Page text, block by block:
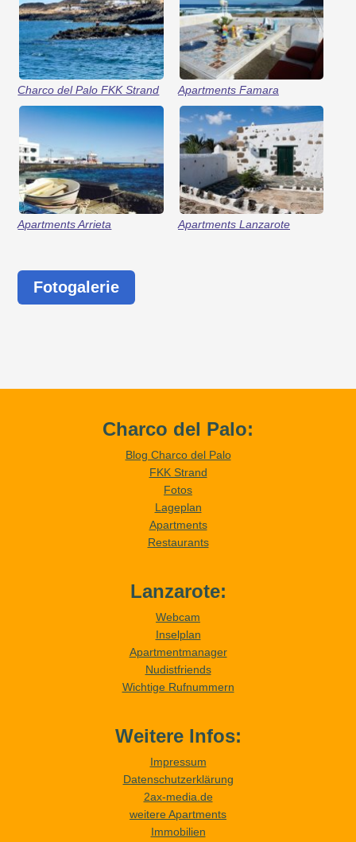
Charco del Palo FKK Strand Apartments Famara
Apartments Arrieta Apartments Lanzarote
Fotogalerie
Charco del Palo:
Blog Charco del Palo
FKK Strand
Fotos
Lageplan
Apartments
Restaurants
Lanzarote:
Webcam
Inselplan
Apartmentmanager
Nudistfriends
Wichtige Rufnummern
Weitere Infos:
Impressum
Datenschutzerklärung
2ax-media.de
weitere Apartments
Immobilien